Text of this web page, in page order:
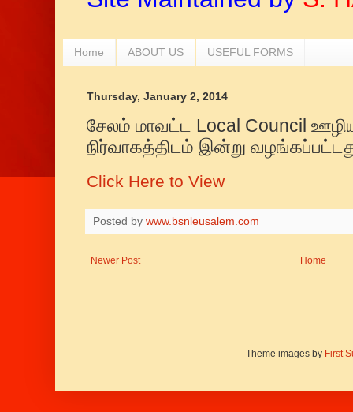
Home ABOUT US USEFUL FORMS
Thursday, January 2, 2014
சேலம் மாவட்ட Local Council
நிர்வாகத்திடம் இன்று
Click Here to View
Posted by www.bsnleusalem.com
Newer Post Home
Theme images by First